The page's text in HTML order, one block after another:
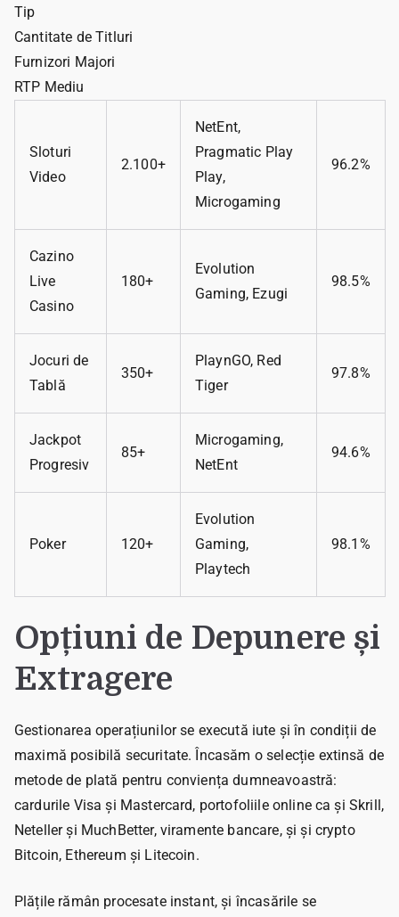
Tip
Cantitate de Titluri
Furnizori Majori
RTP Mediu
Sloturi
Video
2.100+
NetEnt,
Pragmatic Play
Play,
Microgaming
96.2%
Cazino
Live
Casino
180+
Evolution
Gaming, Ezugi
98.5%
Jocuri de
Tablă
350+
PlaynGO, Red
Tiger
97.8%
Jackpot
Progresiv
85+
Microgaming,
NetEnt
94.6%
Poker 120+
Evolution
Gaming,
Playtech
98.1%
Opțiuni de Depunere și
Extragere
Gestionarea operațiunilor se execută iute și în condiții de
maximă posibilă securitate. Încasăm o selecție extinsă de
metode de plată pentru conviența dumneavoastră:
cardurile Visa și Mastercard, portofoliile online ca și Skrill,
Neteller și MuchBetter, viramente bancare, și și crypto
Bitcoin, Ethereum și Litecoin.
Plățile rămân procesate instant, și încasările se